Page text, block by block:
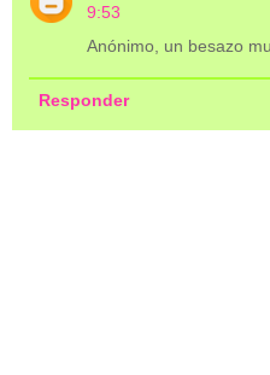
9:53
Anónimo, un besazo
Responder